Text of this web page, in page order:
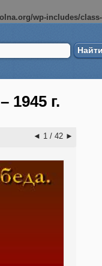
wp-includes/
1945 г.
◄ 1 / 42 ►